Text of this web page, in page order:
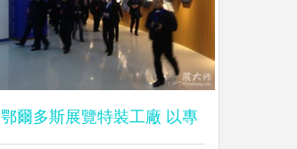
鄂爾多斯展覽特裝工廠 以專